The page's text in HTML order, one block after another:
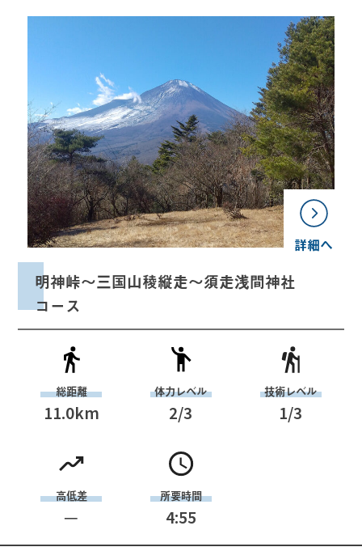
明神峠～三国山稜縦走～須走浅間神社
コース
詳細へ
総距離
11.0km
体力レベル
2/3
技術レベル
1/3
高低差
─
所要時間
4:55